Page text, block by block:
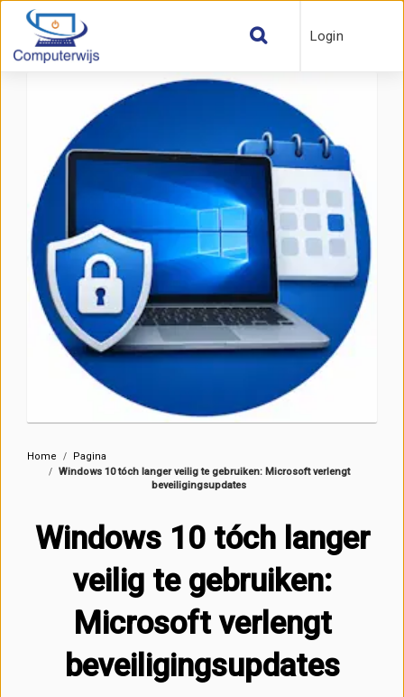
Login
Home
Pagina
Windows 10 tóch langer veilig te gebruiken: Microsoft verlengt
beveiligingsupdates
Windows 10 tóch langer
veilig te gebruiken:
Microsoft verlengt
beveiligingsupdates